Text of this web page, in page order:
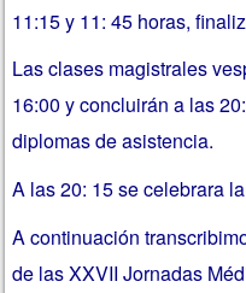
11:15 y 11: 45 horas,
Las clases magistrales
16:00 y concluirán a las
diplomas de asistencia.
A las 20: 15 se celebrara
A continuación
de las XXVII Jornadas